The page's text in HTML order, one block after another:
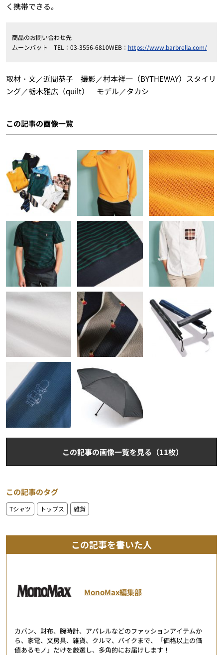
く携帯できる。
商品のお問い合わせ先
ムーンバット TEL： 03-3556-6810WEB： https://www.barbrella.com/
取材・文／近間恭子 撮影／村本祥一（BYTHEWAY）スタイリ
ング／栃木雅広（quilt） モデル／タカシ
この記事の画像一覧
この記事の画像一覧を見る（11枚）
この記事のタグ
Tシャツ トップス 雑貨
この記事を書いた人
MonoMax編集部
カバン、財布、腕時計、アパレルなどのファッションアイテムか
ら、家電、文房具、雑貨、クルマ、バイクまで、「価格以上の価
値あるモノ」だけを厳選し、多角的にお届けします！